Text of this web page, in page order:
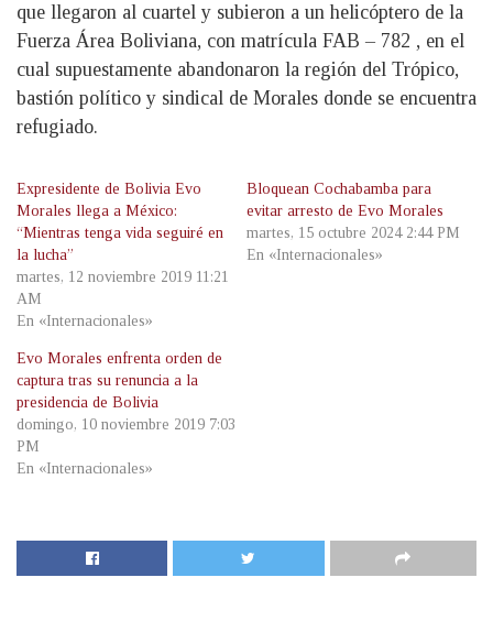
que llegaron al cuartel y subieron a un helicóptero de la
Fuerza Área Boliviana, con matrícula FAB – 782 , en el
cual supuestamente abandonaron la región del Trópico,
bastión político y sindical de Morales donde se encuentra
refugiado.
Expresidente de Bolivia Evo
Morales llega a México:
“Mientras tenga vida seguiré en
la lucha”
martes, 12 noviembre 2019 11:21
AM
En «Internacionales»
Bloquean Cochabamba para
evitar arresto de Evo Morales
martes, 15 octubre 2024 2:44 PM
En «Internacionales»
Evo Morales enfrenta orden de
captura tras su renuncia a la
presidencia de Bolivia
domingo, 10 noviembre 2019 7:03
PM
En «Internacionales»